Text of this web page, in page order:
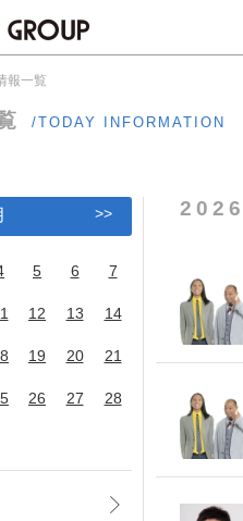
報一覧
/TODAY INFORMATION
>>
5 6 7
12 13 14
19 20 21
26 27 28